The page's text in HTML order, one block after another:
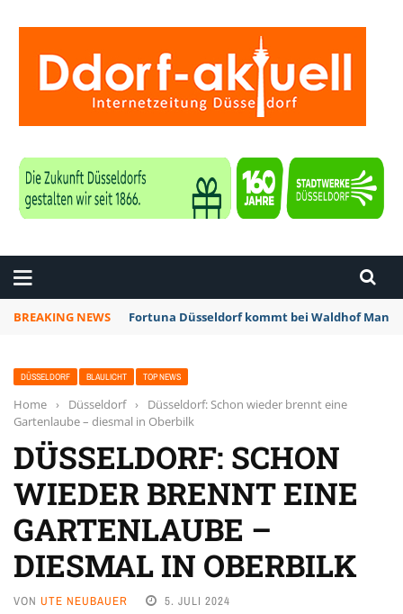
BREAKING NEWS Fortuna Düsseldorf kommt bei Waldhof
DÜSSELDORF BLAULICHT TOP NEWS
Home › Düsseldorf ›
Düsseldorf: Schon wieder brennt eine
Gartenlaube – diesmal in Oberbilk
DÜSSELDORF: SCHON
WIEDER BRENNT EINE
GARTENLAUBE –
DIESMAL IN OBERBILK
VON UTE NEUBAUER 5. JULI 2024